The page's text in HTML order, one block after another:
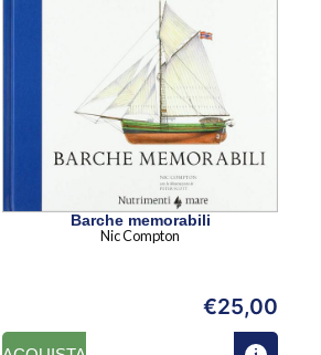
Barche memorabili
Nic Compton
€25,00